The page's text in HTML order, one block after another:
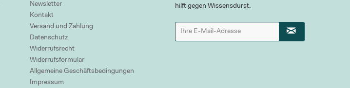
Newsletter
Kontakt
Versand und Zahlung
Datenschutz
Widerrufsrecht
Widerrufsformular
Allgemeine Geschäftsbedingungen
Impressum
hilft gegen Wissensdurst.